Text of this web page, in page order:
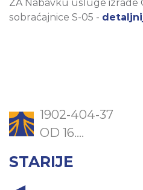
ZA Nabavku usluge izrade
sobraćajnice S-05 -
1902-404-37
OD 16....
STARIJE